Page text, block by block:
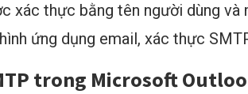
xác thực bằng tên người dùng
ứng dụng email, xác thực
trong Microsoft